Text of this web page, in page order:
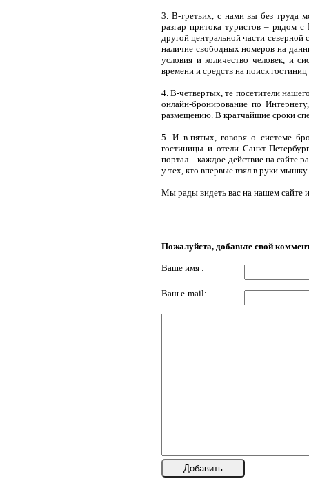
3. В-третьих, с нами вы без труда
разгар притока туристов – рядом
другой центральной части
наличие свободных номеров на
условия и количество человек, и
времени и средств на поиск
4. В-четвертых, те посетители
онлайн-бронирование по
размещению. В кратчайшие сроки
5. И в-пятых, говоря о системе
гостиницы и отели Санкт-
портал – каждое действие на сайте
у тех, кто впервые взял в руки мышку.
Мы рады видеть вас на нашем сайте
Пожалуйста, добавьте свой
Ваше имя :
Ваш e-mail:
Добавить